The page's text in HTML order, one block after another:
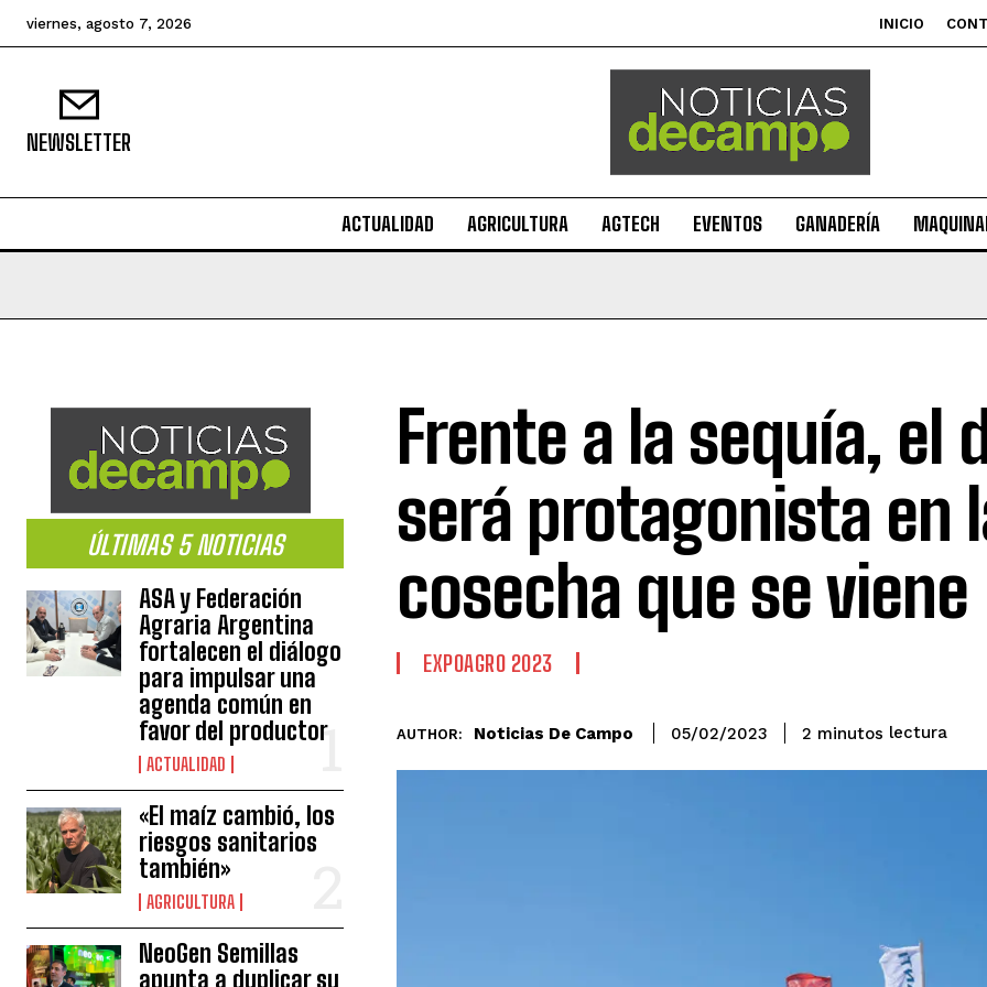
viernes, agosto 7, 2026 INICIO
NEWSLETTER
ACTUALIDAD AGRICULTURA AGTECH EVENTOS GANADERÍA
ÚLTIMAS 5 NOTICIAS
ASA y Federación
Agraria Argentina
fortalecen el diálogo
para impulsar una
agenda común en
favor del productor
ACTUALIDAD
«El maíz cambió, los
riesgos sanitarios
también»
AGRICULTURA
NeoGen Semillas
apunta a duplicar su
Frente a la sequía, el
será protagonista en
cosecha que se viene
EXPOAGRO 2023
AUTHOR: Noticias De Campo 05/02/2023 2 minutos lectura